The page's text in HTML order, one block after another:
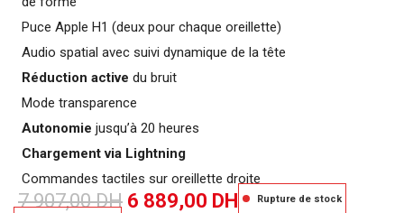
Puce Apple H1 (deux pour chaque oreillette)
Audio spatial avec suivi dynamique de la tête
Réduction active du bruit
Mode transparence
Autonomie jusqu’à 20 heures
Chargement via Lightning
Commandes tactiles sur oreillette droite
7 907,00DH 6 889,00 DH
Rupture de stock